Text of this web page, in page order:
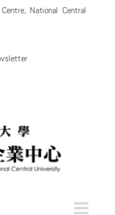
National Central